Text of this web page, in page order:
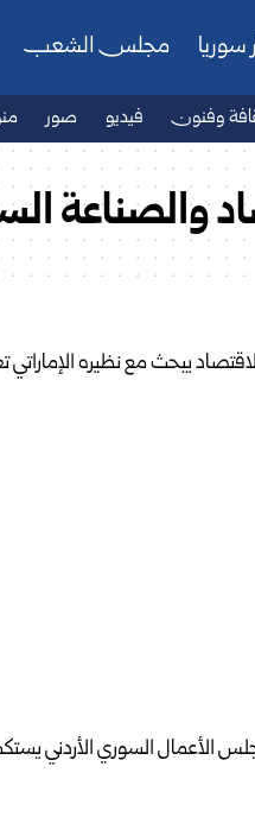
سوريا مجلس الشعب
وفنون فيديو صور
والصناعة